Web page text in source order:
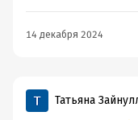
14 декабря 2024
Татьяна